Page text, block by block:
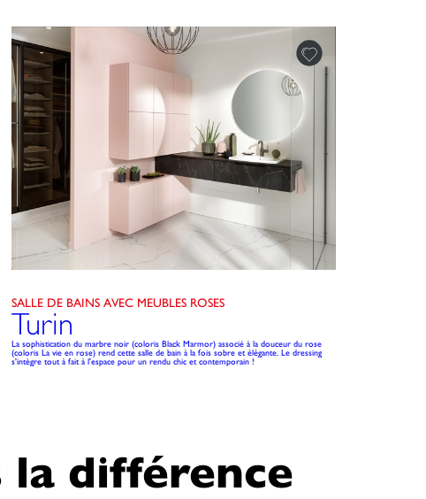
SALLE DE BAINS AVEC MEUBLES ROSES
Turin
La sophistication du marbre noir (coloris Black Marmor) associé à la douceur du rose
(coloris La vie en rose) rend cette salle de bain à la fois sobre et élégante. Le dressing
s'intègre tout à fait à l'espace pour un rendu chic et contemporain !
différence